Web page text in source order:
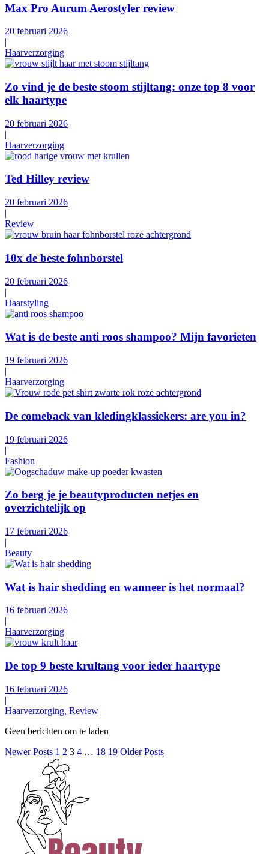
Max Pro Aurum Aerostyler review
20 februari 2026
|
Haarverzorging
Zo vind je de beste stoom stijltang: onze top 8 voor
elk haartype
20 februari 2026
|
Haarverzorging
Ted Hilley review
20 februari 2026
|
Review
10x de beste fohnborstel
20 februari 2026
|
Haarstyling
Wat is de beste anti roos shampoo? Mijn favorieten
19 februari 2026
|
Haarverzorging
De comeback van kledingklassiekers: are you in?
19 februari 2026
|
Fashion
Zo berg je je beautyproducten netjes en
overzichtelijk op
17 februari 2026
|
Beauty
Wat is hair shedding en wanneer is het normaal?
16 februari 2026
|
Haarverzorging
De top 9 beste krultang voor ieder haartype
16 februari 2026
|
Haarverzorging, Review
Geen berichten om te laden
Newer Posts 1 2 3 4 … 18 19 Older Posts